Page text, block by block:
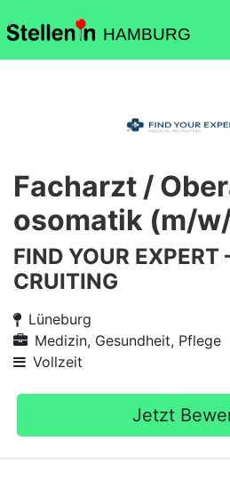
HAMBURG
Facharzt /
osomatik (m/
FIND YOUR EXPERT
CRUITING
Lüneburg
Medizin, Gesundheit, Pflege
Vollzeit
Jetzt